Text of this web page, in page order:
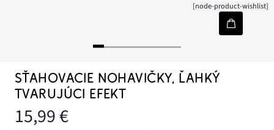
[node-product-wishlist]
SŤAHOVACIE NOHAVIČKY, ĽAHKÝ
TVARUJÚCI EFEKT
15,99 €